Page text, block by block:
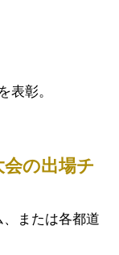
彰。
の出場チ
または各都道